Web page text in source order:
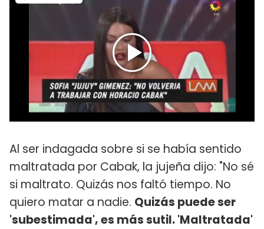
Al ser indagada sobre si se había sentido
maltratada por Cabak, la jujeña dijo: "No sé
si maltrato. Quizás nos faltó tiempo. No
quiero matar a nadie. Quizás puede ser
'subestimada', es más sutil. 'Maltratada'